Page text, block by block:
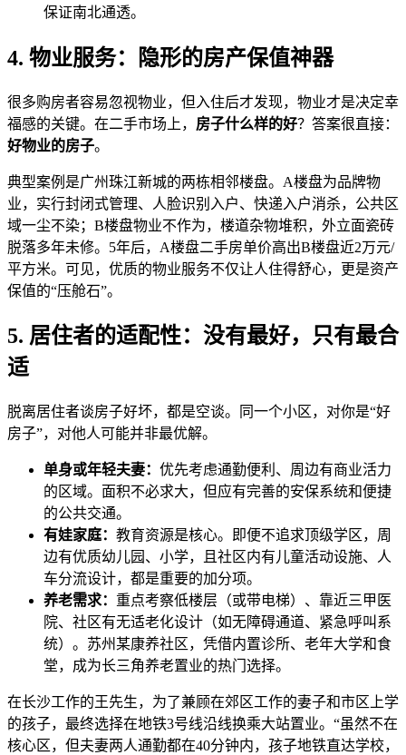
保证南北通透。
4. 物业服务：隐形的房产保值神器
很多购房者容易忽视物业，但入住后才发现，物业才是决定幸
福感的关键。在二手市场上， 房子什么样的好？答案很直接：
好物业的房子。
典型案例是广州珠江新城的两栋相邻楼盘。A楼盘为品牌物
业，实行封闭式管理、人脸识别入户、快递入户消杀，公共区
域一尘不染；B楼盘物业不作为，楼道杂物堆积，外立面瓷砖
脱落多年未修。5年后，A楼盘二手房单价高出B楼盘近2万元/
平方米。可见，优质的物业服务不仅让人住得舒心，更是资产
保值的“压舱石”。
5. 居住者的适配性：没有最好，只有最合
适
脱离居住者谈房子好坏，都是空谈。同一个小区，对你是“好
房子”，对他人可能并非最优解。
单身或年轻夫妻： 优先考虑通勤便利、周边有商业活力
的区域。面积不必求大，但应有完善的安保系统和便捷
的公共交通。
有娃家庭： 教育资源是核心。即便不追求顶级学区，周
边有优质幼儿园、小学，且社区内有儿童活动设施、人
车分流设计，都是重要的加分项。
养老需求： 重点考察低楼层（或带电梯）、靠近三甲医
院、社区有无适老化设计（如无障碍通道、紧急呼叫系
统）。苏州某康养社区，凭借内置诊所、老年大学和食
堂，成为长三角养老置业的热门选择。
在长沙工作的王先生，为了兼顾在郊区工作的妻子和市区上学
的孩子，最终选择在地铁3号线沿线换乘大站置业。“虽然不在
核心区，但夫妻两人通勤都在40分钟内，孩子地铁直达学校，